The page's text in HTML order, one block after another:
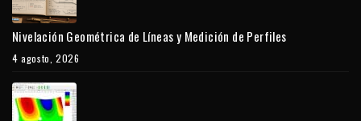
Nivelación Geométrica de Líneas y Medición de Perfiles
4 agosto, 2026